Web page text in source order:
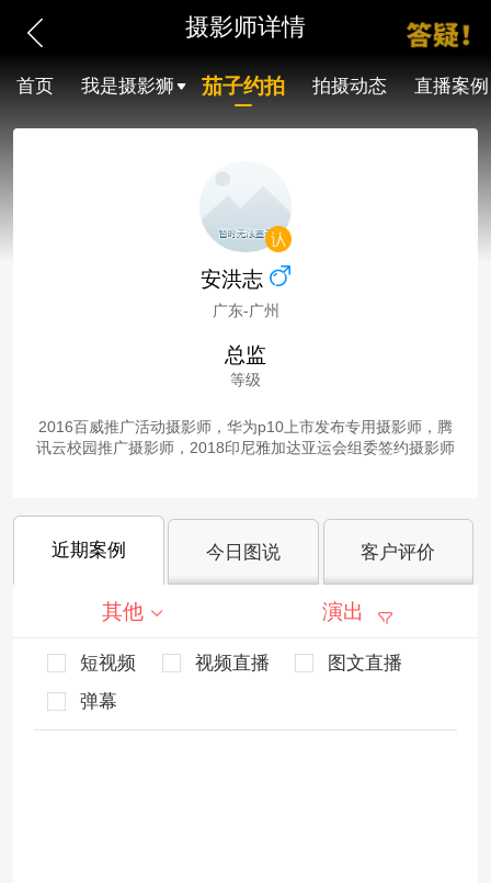
摄影师详情
首页 我是摄影狮 茄子约拍 拍摄动态 直播案例
安洪志
广东-广州
总监
等级
2016百威推广活动摄影师，华为p10上市发布专用摄影师，腾
讯云校园推广摄影师，2018印尼雅加达亚运会组委签约摄影师
近期案例 今日图说 客户评价
其他 演出
短视频 视频直播
图文直播
弹幕